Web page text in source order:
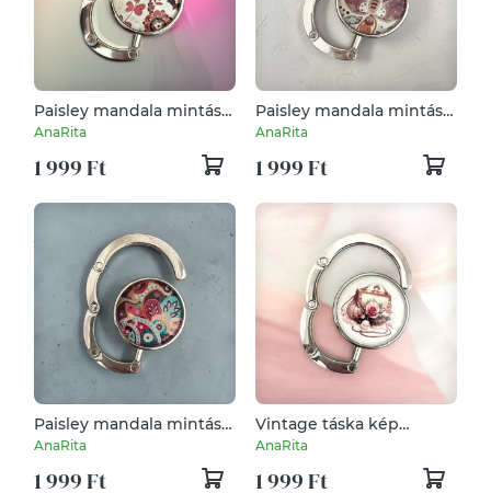
Paisley mandala mintás
Táska Akasztó
AnaRita
1 999 Ft
Paisley mandala mintás
Táska Akasztó
AnaRita
1 999 Ft
Paisley mandala mintás
Táska Akasztó
AnaRita
1 999 Ft
Vintage táska kép
mintás Táska Akasztó
AnaRita
1 999 Ft